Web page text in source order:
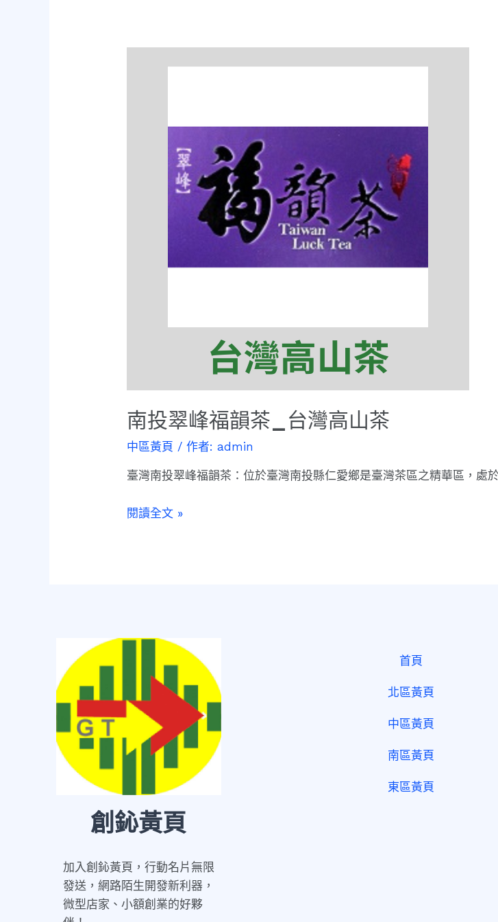
南投翠峰福韻茶_台灣高山茶
中區黃頁 / 作者:admin
臺灣南投翠峰福韻茶：位於臺灣南投縣仁愛鄉是臺灣茶區之精華區，
閱讀全文 »
創鈊黃頁
加入創鈊黃頁，行動名片無限
發送，網路陌生開發新利器，
微型店家、小額創業的好夥
首頁
北區黃頁
中區黃頁
南區黃頁
東區黃頁